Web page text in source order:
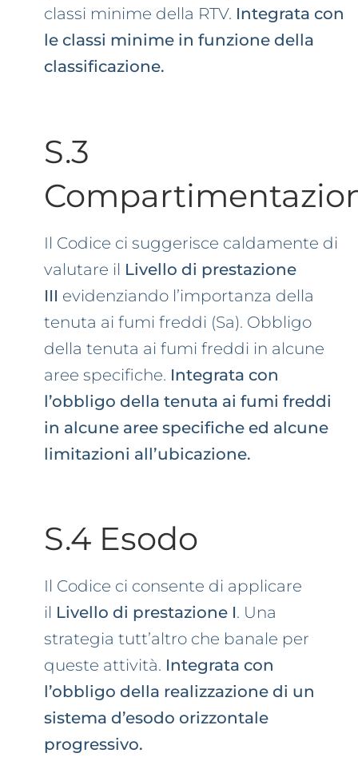
classi minime della RTV. Integrata con
le classi minime in funzione della
classificazione.
S.3
Il Codice ci suggerisce caldamente di
valutare il Livello di prestazione
III evidenziando l’importanza della
tenuta ai fumi freddi (Sa). Obbligo
della tenuta ai fumi freddi in alcune
aree specifiche. Integrata con
l’obbligo della tenuta ai fumi freddi
in alcune aree specifiche ed alcune
limitazioni all’ubicazione.
S.4 Esodo
Il Codice ci consente di applicare
il Livello di prestazione I. Una
strategia tutt’altro che banale per
queste attività. Integrata con
l’obbligo della realizzazione di un
sistema d’esodo orizzontale
progressivo.